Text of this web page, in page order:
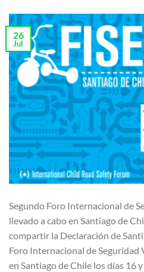
26
Jul
Segundo Foro Internacional de
llevado a cabo en Santiago de
compartir la Declaración de
Foro Internacional de Seguridad
en Santiago de Chile los días 16